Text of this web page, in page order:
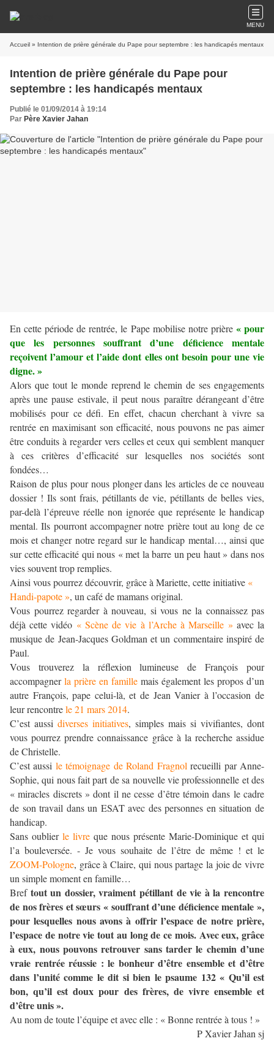
MENU
Accueil » Intention de prière générale du Pape pour septembre : les handicapés mentaux
Intention de prière générale du Pape pour
septembre : les handicapés mentaux
Publié le 01/09/2014 à 19:14
Par Père Xavier Jahan
En cette période de rentrée, le Pape mobilise notre prière « pour
que les personnes souffrant d’une déficience mentale
reçoivent l’amour et l’aide dont elles ont besoin pour une vie
digne. »
Alors que tout le monde reprend le chemin de ses engagements
après une pause estivale, il peut nous paraître dérangeant d’être
mobilisés pour ce défi. En effet, chacun cherchant à vivre sa
rentrée en maximisant son efficacité, nous pouvons ne pas aimer
être conduits à regarder vers celles et ceux qui semblent manquer
à ces critères d’efficacité sur lesquelles nos sociétés sont
fondées…
Raison de plus pour nous plonger dans les articles de ce nouveau
dossier ! Ils sont frais, pétillants de vie, pétillants de belles vies,
par-delà l’épreuve réelle non ignorée que représente le handicap
mental. Ils pourront accompagner notre prière tout au long de ce
mois et changer notre regard sur le handicap mental…, ainsi que
sur cette efficacité qui nous « met la barre un peu haut » dans nos
vies souvent trop remplies.
Ainsi vous pourrez découvrir, grâce à Mariette, cette initiative «
Handi-papote », un café de mamans original.
Vous pourrez regarder à nouveau, si vous ne la connaissez pas
déjà cette vidéo « Scène de vie à l’Arche à Marseille » avec la
musique de Jean-Jacques Goldman et un commentaire inspiré de
Paul.
Vous trouverez la réflexion lumineuse de François pour
accompagnerla prière en famille mais également les propos d’un
autre François, pape celui-là, et de Jean Vanier à l’occasion de
leur rencontrele 21 mars 2014.
C’est aussi diverses initiatives, simples mais si vivifiantes, dont
vous pourrez prendre connaissance grâce à la recherche assidue
de Christelle.
C’est aussi le témoignage de Roland Fragnol recueilli par Anne-
Sophie, qui nous fait part de sa nouvelle vie professionnelle et des
« miracles discrets » dont il ne cesse d’être témoin dans le cadre
de son travail dans un ESAT avec des personnes en situation de
handicap.
Sans oublierle livre que nous présente Marie-Dominique et qui
l’a bouleversée. - Je vous souhaite de l’être de même ! et le
ZOOM-Pologne, grâce à Claire, qui nous partage la joie de vivre
un simple moment en famille…
Bref tout un dossier, vraiment pétillant de vie à la rencontre
de nos frères et sœurs « souffrant d’une déficience mentale »,
pour lesquelles nous avons à offrir l’espace de notre prière,
l’espace de notre vie tout au long de ce mois. Avec eux, grâce
à eux, nous pouvons retrouver sans tarder le chemin d’une
vraie rentrée réussie : le bonheur d’être ensemble et d’être
dans l’unité comme le dit si bien le psaume 132 « Qu’il est
bon, qu’il est doux pour des frères, de vivre ensemble et
d’être unis ».
Au nom de toute l’équipe et avec elle : « Bonne rentrée à tous ! »
P Xavier Jahan sj